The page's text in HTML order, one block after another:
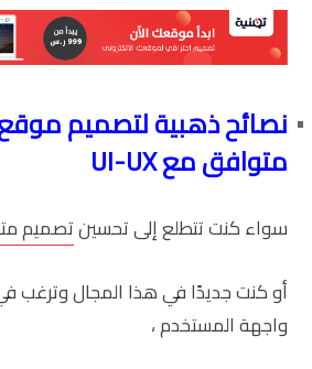
نصائح ذهبية لتصميم
متوافق مع UI-UX
سواء كنت تتطلع إلى تحسينتصميم
أو كنت جديدًا في هذا المجال وترغب
واجهة المستخدم ،